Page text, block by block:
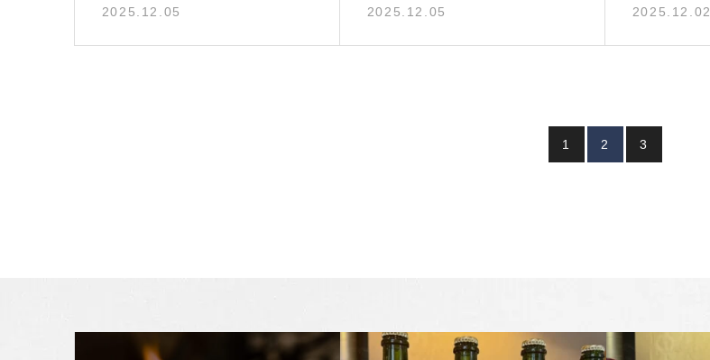
2025.12.05 2025.12.05 2025.12.02
1 2 3